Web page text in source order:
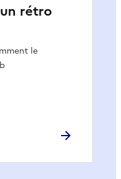
rétro
le